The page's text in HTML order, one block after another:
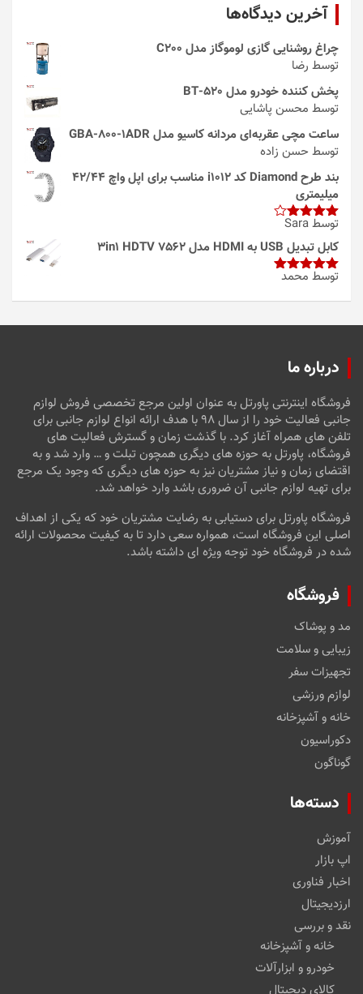
آخرین دیدگاه‌ها
چراغ روشنایی گازی لوموگاز مدل C200
توسط رضا
پخش کننده خودرو مدل 520-BT
توسط محسن پاشایی
ساعت مچی عقربه‌ای مردانه کاسیو مدل GBA-800-1ADR
توسط حسن زاده
بند طرح Diamond کد i1012 مناسب برای اپل واچ 42/44
میلیمتری
امتیاز4
از 5
توسط Sara
کابل تبدیل USB به HDMI مدل 3in1 HDTV 7562
امتیاز5از
توسط محمد
درباره ما
فروشگاه اینترنتی پاورتل به عنوان اولین مرجع تخصصی فروش لوازم
جانبی فعالیت خود را از سال ۹۸ با هدف ارائه انواع لوازم جانبی برای
تلفن های همراه آغاز کرد. با گذشت زمان و گسترش فعالیت های
فروشگاه، پاورتل به حوزه های دیگری همچون تبلت و … وارد شد و به
اقتضای زمان و نیاز مشتریان نیز به حوزه های دیگری که وجود یک مرجع
برای تهیه لوازم جانبی آن ضروری باشد وارد خواهد شد.
فروشگاه پاورتل برای دستیابی به رضایت مشتریان خود که یکی از اهداف
اصلی این فروشگاه است، همواره سعی دارد تا به کیفیت محصولات ارائه
شده در فروشگاه خود توجه ویژه ای داشته باشد.
فروشگاه
مد و پوشاک
زیبایی و سلامت
تجهیزات سفر
لوازم ورزشی
خانه و آشپزخانه
دکوراسیون
گوناگون
دسته‌ها
آموزش
اپ بازار
اخبار فناوری
ارزدیجیتال
نقد و بررسی
خانه و آشپزخانه
خودرو و ابزارآلات